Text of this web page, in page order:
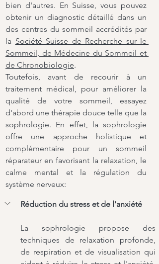
bien d'autres. En Suisse, vous pouvez
obtenir un diagnostic détaillé dans un
des centres du sommeil accrédités par
la Société Suisse de Recherche sur le
Sommeil, de Médecine du Sommeil et
de Chronobiologie.
Toutefois, avant de recourir à un
traitement médical, pour améliorer la
qualité de votre sommeil, essayez
d'abord une thérapie douce telle que la
sophrologie. En effet, la sophrologie
offre une approche holistique et
complémentaire pour un sommeil
réparateur en favorisant la relaxation, le
calme mental et la régulation du
système nerveux:
Réduction du stress et de l'anxiété
La sophrologie propose des
techniques de relaxation profonde,
de respiration et de visualisation qui